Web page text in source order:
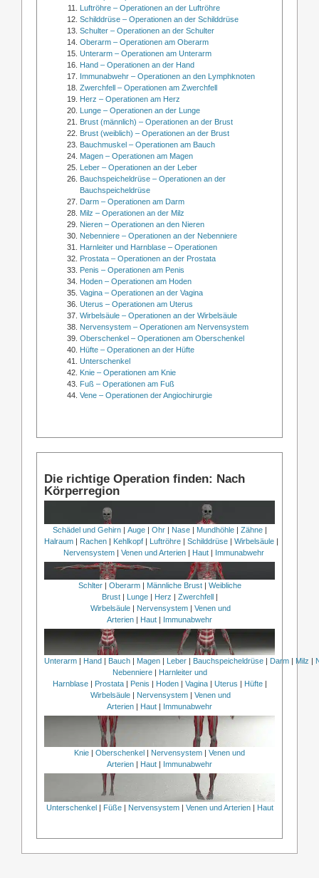
Luftröhre – Operationen an der Luftröhre
Schilddrüse – Operationen an der Schilddrüse
Schulter – Operationen an der Schulter
Oberarm – Operationen am Oberarm
Unterarm – Operationen am Unterarm
Hand – Operationen an der Hand
Immunabwehr – Operationen an den Lymphknoten
Zwerchfell – Operationen am Zwerchfell
Herz – Operationen am Herz
Lunge – Operationen an der Lunge
Brust (männlich) – Operationen an der Brust
Brust (weiblich) – Operationen an der Brust
Bauchmuskel – Operationen am Bauch
Magen – Operationen am Magen
Leber – Operationen an der Leber
Bauchspeicheldrüse – Operationen an der
Bauchspeicheldrüse
Darm – Operationen am Darm
Milz – Operationen an der Milz
Nieren – Operationen an den Nieren
Nebenniere – Operationen an der Nebenniere
Harnleiter und Harnblase – Operationen
Prostata – Operationen an der Prostata
Penis – Operationen am Penis
Hoden – Operationen am Hoden
Vagina – Operationen an der Vagina
Uterus – Operationen am Uterus
Wirbelsäule – Operationen an der Wirbelsäule
Nervensystem – Operationen am Nervensystem
Oberschenkel – Operationen am Oberschenkel
Hüfte – Operationen an der Hüfte
Unterschenkel
Knie – Operationen am Knie
Fuß – Operationen am Fuß
Vene – Operationen der Angiochirurgie
Die richtige Operation finden: Nach
Körperregion
Schädel und Gehirn| Auge| Ohr| Nase| Mundhöhle| Zähne|
Halraum | Rachen | Kehlkopf | Luftröhre | Schilddrüse | Wirbelsäule |
Nervensystem | Venen und Arterien | Haut | Immunabwehr
Schlter| Oberarm| Männliche Brust| Weibliche
Brust| Lunge| Herz Zwerchfell
Wirbelsäule
Nervensystem
Venen und
Arterien
Haut Immunabwehr
Unterarm | Hand | Bauch | Magen | Leber | Bauchspeicheldrüse | Darm | Milz |
Nebenniere| Harnleiter und
Harnblase| Prostata| Penis | Hoden| Vagina| Uterus | Hüfte|
Wirbelsäule | Nervensystem | Venen und
Arterien | Haut | Immunabwehr
Knie Oberschenkel Nervensystem
Venen und
Arterien
Haut Immunabwehr
Unterschenkel Füße| Nervensystem| Venen und Arterien| Haut